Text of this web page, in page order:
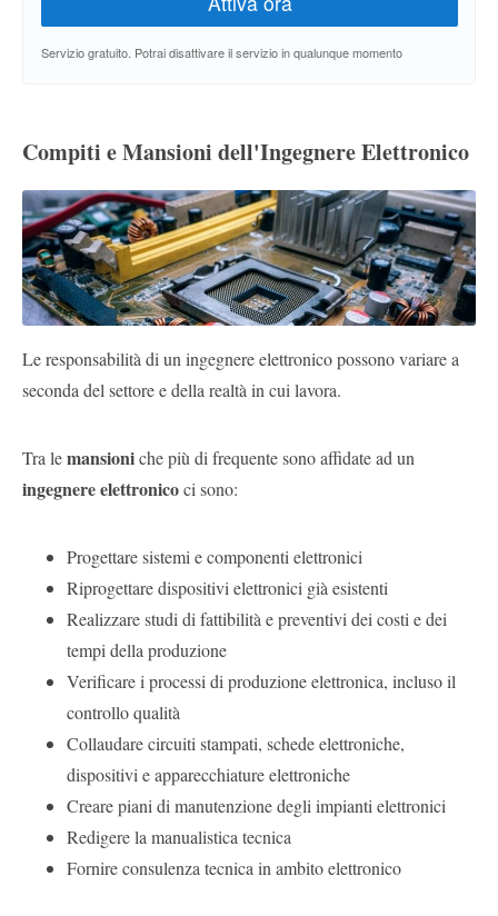
Servizio gratuito. Potrai disattivare il servizio in qualunque momento
Compiti e Mansioni dell'Ingegnere Elettronico
Le responsabilità di un ingegnere elettronico possono variare a
seconda del settore e della realtà in cui lavora.
Tra lemansioniche più di frequente sono affidate ad un
ingegnere elettronicoci sono:
Progettare sistemi e componenti elettronici
Riprogettare dispositivi elettronici già esistenti
Realizzare studi di fattibilità e preventivi dei costi e dei
tempi della produzione
Verificare i processi di produzione elettronica, incluso il
controllo qualità
Collaudare circuiti stampati, schede elettroniche,
dispositivi e apparecchiature elettroniche
Creare piani di manutenzione degli impianti elettronici
Redigere la manualistica tecnica
Fornire consulenza tecnica in ambito elettronico